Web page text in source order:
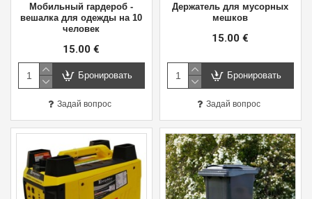
Мобильный гардероб -
вешалка для одежды на 10
человек
15.00 €
Бронировать
Задай вопрос
Держатель для мусорных
мешков
15.00 €
Бронировать
Задай вопрос